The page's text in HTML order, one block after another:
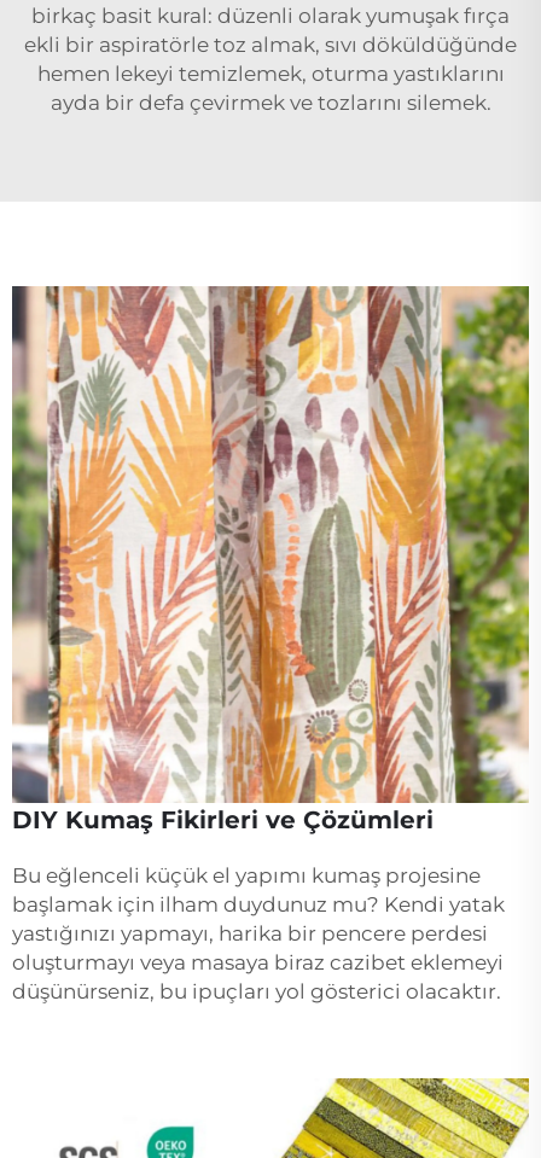
birkaç basit kural: düzenli olarak yumuşak fırça
ekli bir aspiratörle toz almak, sıvı döküldüğünde
hemen lekeyi temizlemek, oturma yastıklarını
ayda bir defa çevirmek ve tozlarını silemek.
DIY Kumaş Fikirleri ve Çözümleri
Bu eğlenceli küçük el yapımı kumaş projesine
başlamak için ilham duydunuz mu? Kendi yatak
yastığınızı yapmayı, harika bir pencere perdesi
oluşturmayı veya masaya biraz cazibet eklemeyi
düşünürseniz, bu ipuçları yol gösterici olacaktır.